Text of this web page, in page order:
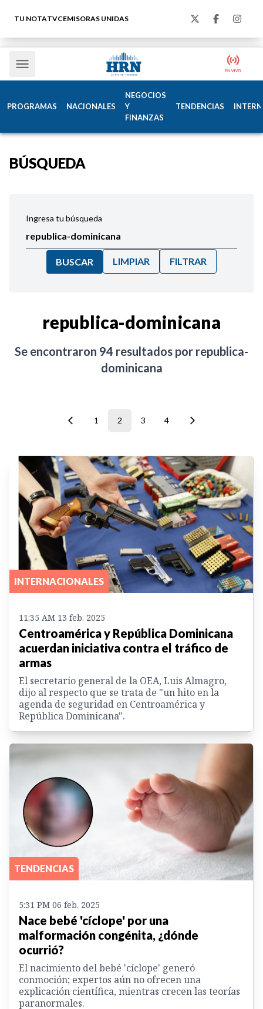
TU NOTATVCEMISORAS UNIDAS
PROGRAMAS NACIONALES
NEGOCIOS
Y
FINANZAS
TENDENCIAS
BÚSQUEDA
Ingresa tu búsqueda
BUSCAR LIMPIAR FILTRAR
republica-dominicana
Se encontraron 94 resultados por republica-
dominicana
1 2 3 4
INTERNACIONALES
11:35 AM 13 feb. 2025
Centroamérica y República Dominicana
acuerdan iniciativa contra el tráfico de
armas
El secretario general de la OEA, Luis Almagro,
dijo al respecto que se trata de "un hito en la
agenda de seguridad en Centroamérica y
República Dominicana".
TENDENCIAS
5:31 PM 06 feb. 2025
Nace bebé 'cíclope' por una
malformación congénita, ¿dónde
ocurrió?
El nacimiento del bebé 'cíclope' generó
conmoción; expertos aún no ofrecen una
explicación científica, mientras crecen las teorías
paranormales.